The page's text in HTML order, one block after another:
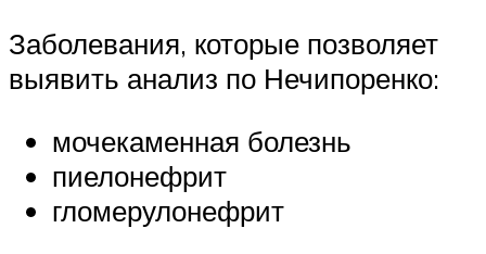
Заболевания, которые позволяет
выявить анализ по Нечипоренко:
мочекаменная болезнь
пиелонефрит
гломерулонефрит